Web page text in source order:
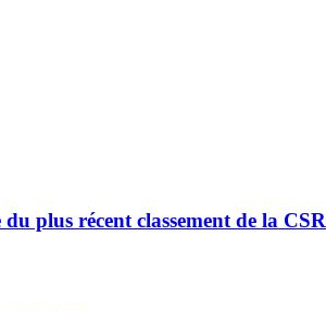
plus récent classement de la CSR